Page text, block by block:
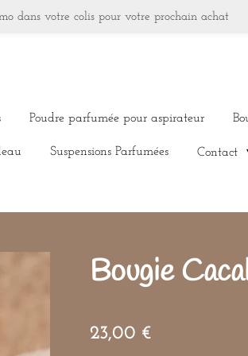
dans votre colis pour votre prochain achat
Poudre parfumée pour aspirateur
Suspensions Parfumées Contact
Bougie
23,00 €